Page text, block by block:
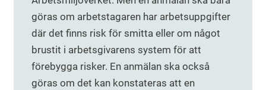
göras om arbetstagaren har arbetsuppgifter
där det finns risk för smitta eller om något
brustit i arbetsgivarens system för att
förebygga risker. En anmälan ska också
göras om det kan konstateras att en